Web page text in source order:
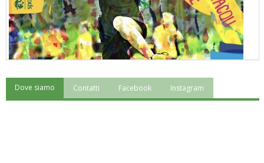
"Superare gli ostacoli": la relazione di Tiziano Pesce al CN Uisp
Dove siamo Contatti Facebook Instagram